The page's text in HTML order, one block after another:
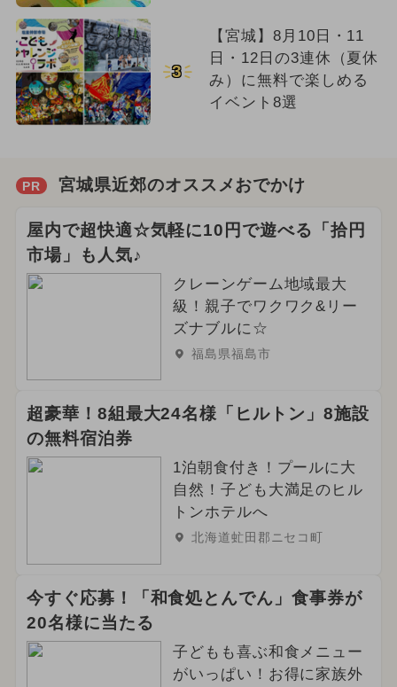
3
【宮城】8月10日・11
日・12日の3連休（夏休
み）に無料で楽しめる
イベント8選
PR 宮城県近郊のオススメおでかけ
屋内で超快適☆気軽に10円で遊べる「拾円
市場」も人気♪
クレーンゲーム地域最大
級！親子でワクワク&リー
ズナブルに☆
福島県福島市
超豪華！8組最大24名様「ヒルトン」8施設
の無料宿泊券
1泊朝食付き！プールに大
自然！子ども大満足のヒル
トンホテルへ
北海道虻田郡ニセコ町
今すぐ応募！「和食処とんでん」食事券が
20名様に当たる
子どもも喜ぶ和食メニュー
がいっぱい！お得に家族外